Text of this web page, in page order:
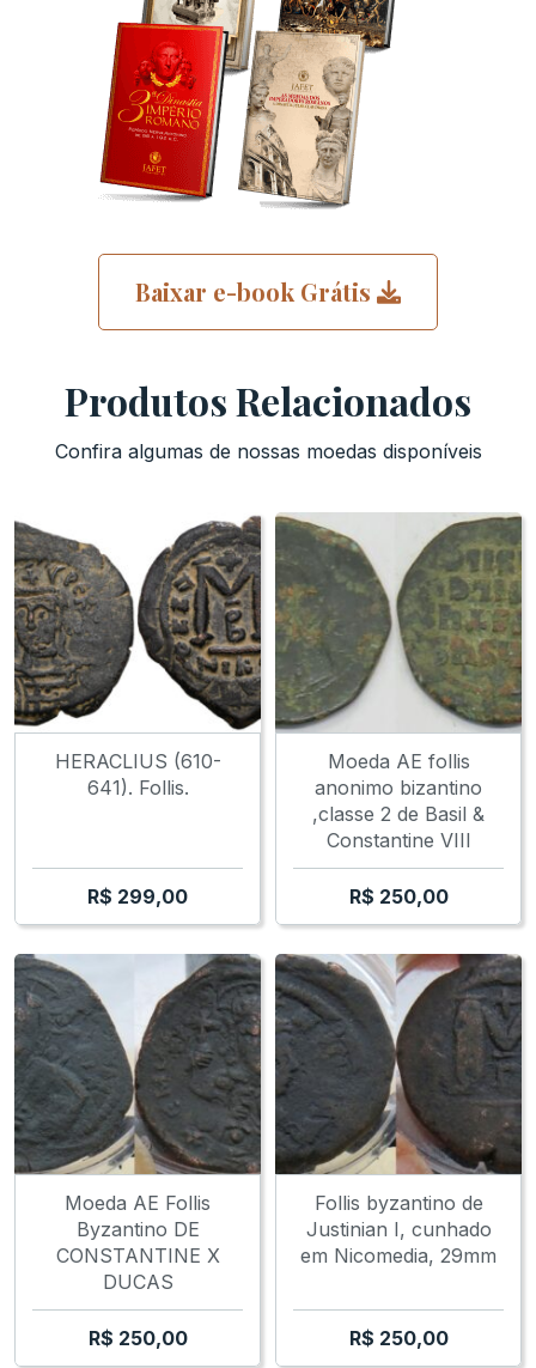
Baixar e-book Grátis
Produtos Relacionados
Confira algumas de nossas moedas disponíveis
HERACLIUS (610-
641). Follis.
R$ 299,00
Moeda AE follis
anonimo bizantino
,classe 2 de Basil &
Constantine VIII
R$ 250,00
Moeda AE Follis
Byzantino DE
CONSTANTINE X
DUCAS
R$ 250,00
Follis byzantino de
Justinian I, cunhado
em Nicomedia, 29mm
R$ 250,00